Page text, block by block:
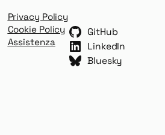
Privacy Policy
Cookie Policy
Assistenza
GitHub
LinkedIn
Bluesky